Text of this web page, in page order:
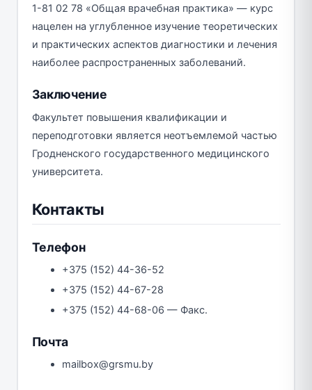
1-81 02 78 «Общая врачебная практика» — курс
нацелен на углубленное изучение теоретических
и практических аспектов диагностики и лечения
наиболее распространенных заболеваний.
Заключение
Факультет повышения квалификации и
переподготовки является неотъемлемой частью
Гродненского государственного медицинского
университета.
Контакты
Телефон
+375 (152) 44-36-52
+375 (152) 44-67-28
+375 (152) 44-68-06 — Факс.
Почта
mailbox@grsmu.by